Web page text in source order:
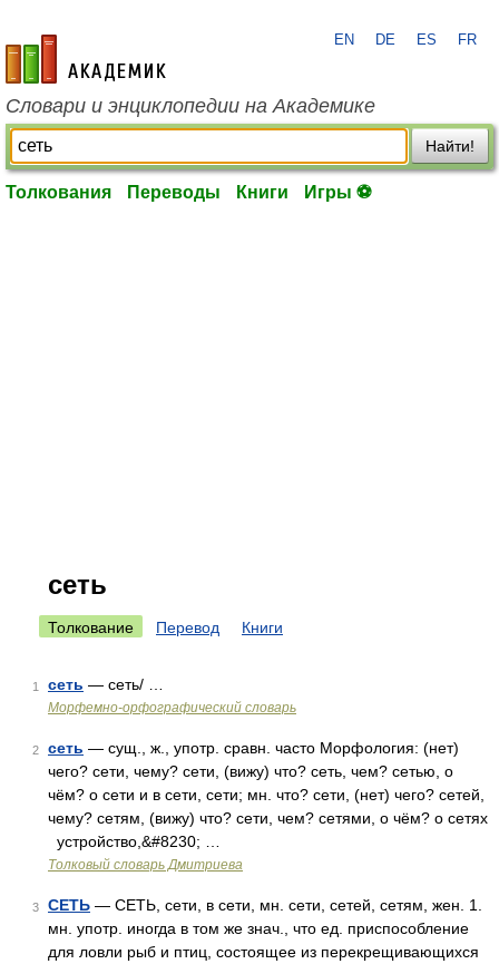
academic.ru
EN DE ES FR
Словари и энциклопедии на Академике
Найти!
Толкования Переводы Книги Игры ⚽
сеть
Толкование Перевод Книги
1 сеть — сеть/ …
Морфемно-орфографический словарь
2 сеть — сущ., ж., употр. сравн. часто Морфология: (нет)
чего? сети, чему? сети, (вижу) что? сеть, чем? сетью, о
чём? о сети и в сети, сети; мн. что? сети, (нет) чего? сетей,
чему? сетям, (вижу) что? сети, чем? сетями, о чём? о сетях
устройство,&#8230; …
Толковый словарь Дмитриева
3 СЕТЬ — СЕТЬ, сети, в сети, мн. сети, сетей, сетям, жен. 1.
мн. употр. иногда в том же знач., что ед. приспособление
для ловли рыб и птиц, состоящее из перекрещивающихся